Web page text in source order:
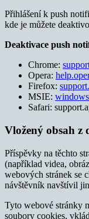
Přihlášení k push
kde je můžete
Deaktivace push
Chrome:
Opera:
Firefox:
MSIE:
Safari:
Vložený obsah z
Příspěvky na těchto
(například videa,
webových stránek se
návštěvník navštívil
Tyto webové stránky
soubory cookies,